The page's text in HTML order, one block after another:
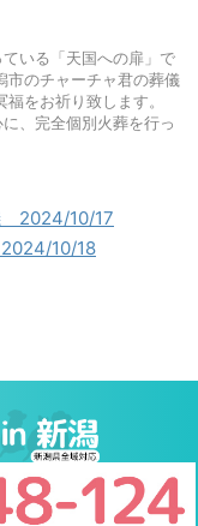
いる「天国への扉」で
市のチャーチャ君の葬儀
をお祈り致します。
、完全個別火葬を行っ
2024/10/17
10/18